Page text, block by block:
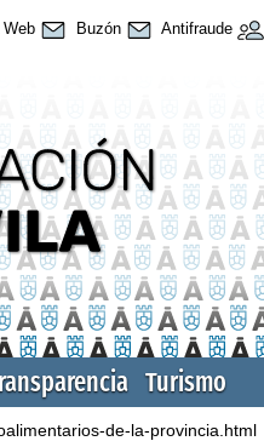
Web Buzón Antifraude
Turismo
de-la-provincia.html